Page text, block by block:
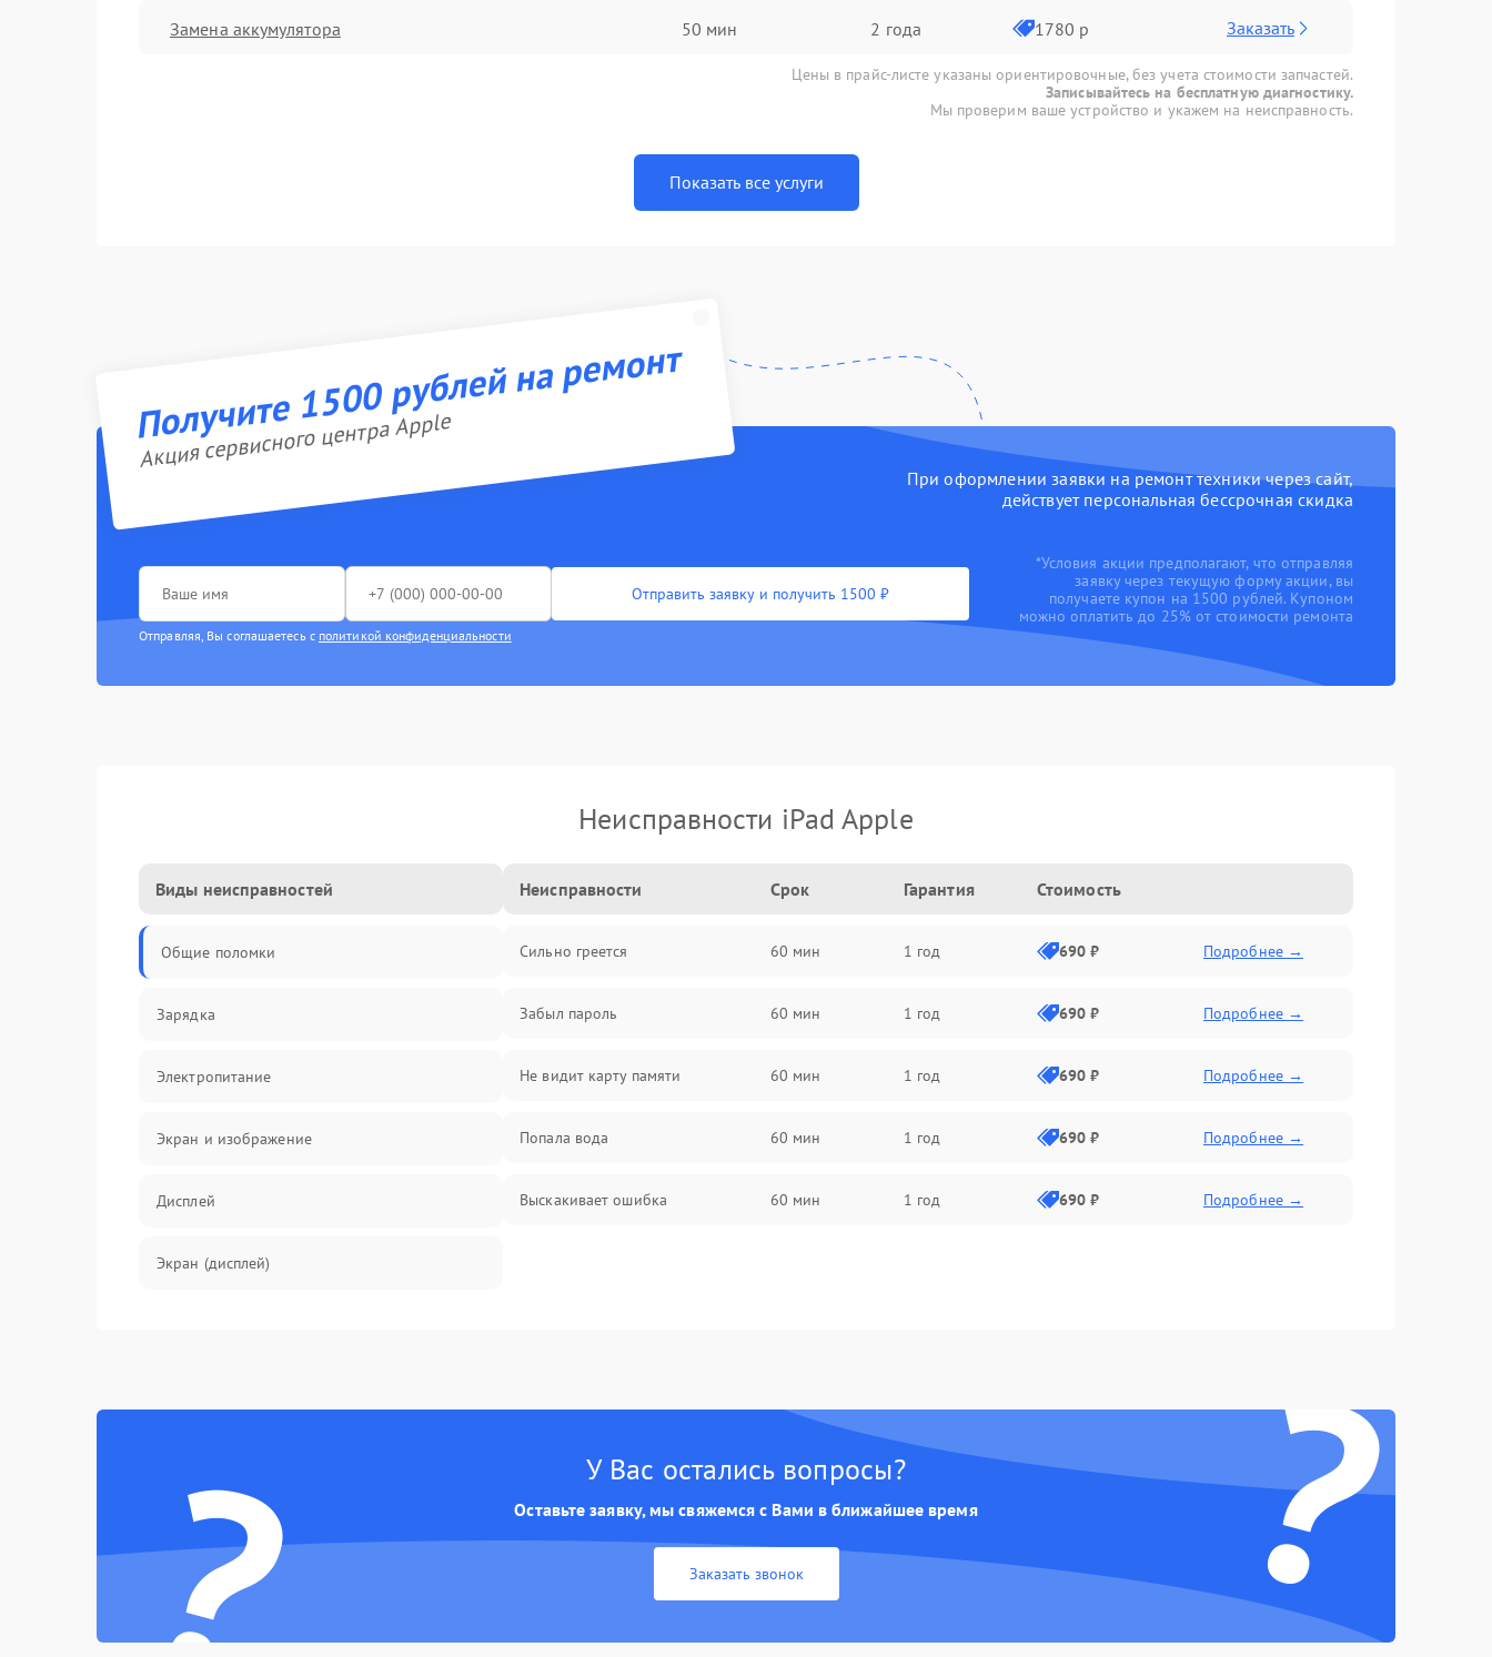
Замена аккумулятора 50 мин 2 года 1780 р Заказать
Цены в прайс-листе указаны ориентировочные, без учета стоимости запчастей.
Записывайтесь на бесплатную диагностику.
Мы проверим ваше устройство и укажем на неисправность.
Показать все услуги
Получите 1500 рублей на ремонт
Акция сервисного центра Apple
При оформлении заявки на ремонт техники через сайт,
действует персональная бессрочная скидка
Отправить заявку и получить 1500 ₽
Отправляя, Вы соглашаетесь с политикой конфиденциальности
*Условия акции предполагают, что отправляя
заявку через текущую форму акции, вы
получаете купон на 1500 рублей. Купоном
можно оплатить до 25% от стоимости ремонта
Неисправности iPad Apple
Виды неисправностей
Общие поломки
Зарядка
Электропитание
Экран и изображение
Дисплей
Экран (дисплей)
Влага и механические повреждения
Сеть и интернет
Зарядка и разъёмы
Неисправности Срок Гарантия Стоимость
Сильно греется 60 мин 1 год 690 ₽ Подробнее →
Забыл пароль 60 мин 1 год 690 ₽ Подробнее →
Не видит карту памяти 60 мин 1 год 690 ₽ Подробнее →
Попала вода 60 мин 1 год 690 ₽ Подробнее →
Выскакивает ошибка 60 мин 1 год 690 ₽ Подробнее →
? ?
У Вас остались вопросы?
Оставьте заявку, мы свяжемся с Вами в ближайшее время
Заказать звонок